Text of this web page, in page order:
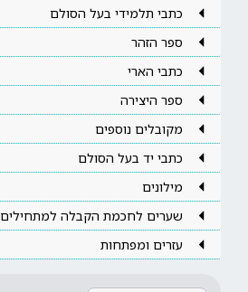
כתבי תלמידי בעל הסולם
ספר הזהר
כתבי הארי
ספר היצירה
מקובלים נוספים
כתבי יד בעל הסולם
מילונים
שערים לחכמת הקבלה למתחילים
עזרים ומפתחות